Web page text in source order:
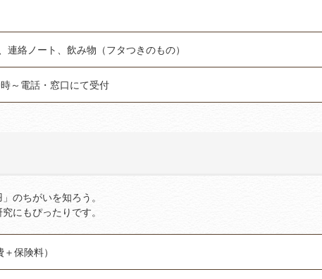
連絡ノート、飲み物（フタつきのもの）
～電話・窓口にて受付
のちがいを知ろう。
にもぴったりです。
保険料）